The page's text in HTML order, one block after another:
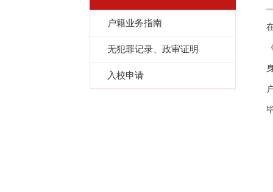
户籍业务指南
无犯罪记录、政审证明
入校申请